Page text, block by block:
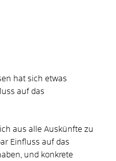
hat sich etwas
auf das
aus alle Auskünfte zu
Einfluss auf das
und konkrete